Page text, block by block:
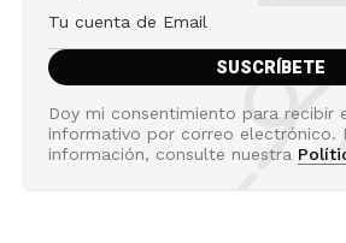
Doy mi consentimiento para recibir
informativo por correo electrónico.
información, consulte nuestra